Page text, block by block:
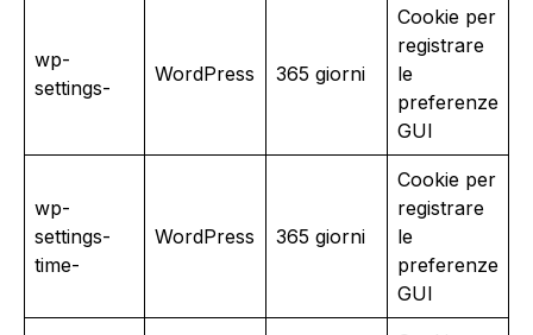
wp-
settings-
WordPress 365 giorni
Cookie per
registrare
le
preferenze
GUI
wp-
settings-
time-
WordPress 365 giorni
Cookie per
registrare
le
preferenze
GUI